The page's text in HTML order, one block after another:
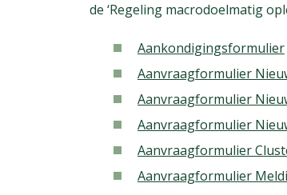
de ‘Regeling macrodoelmatig
Aankondigingsformulier
Aanvraagformulier
Aanvraagformulier
Aanvraagformulier
Aanvraagformulier
Aanvraagformulier